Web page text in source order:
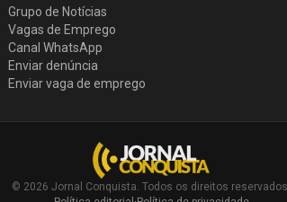
Grupo de Notícias
Vagas de Emprego
Canal WhatsApp
Enviar denúncia
Enviar vaga de emprego
© 2026 Jornal Conquista. Todos os direitos